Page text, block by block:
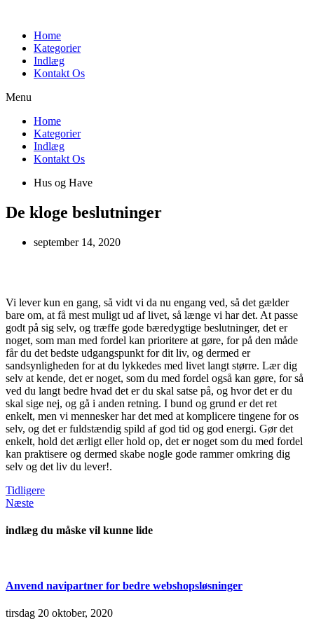
indholdHome
Kategorier
Indlæg
Kontakt Os
Menu
Home
Kategorier
Indlæg
Kontakt Os
Hus og Have
De kloge beslutninger
september 14, 2020
Vi lever kun en gang, så vidt vi da nu engang ved, så det gælder
bare om, at få mest muligt ud af livet, så længe vi har det. At passe
godt på sig selv, og træffe gode bæredygtige beslutninger, det er
noget, som man med fordel kan prioritere at gøre, for på den måde
får du det bedste udgangspunkt for dit liv, og dermed er
sandsynligheden for at du lykkedes med livet langt større. Lær dig
selv at kende, det er noget, som du med fordel også kan gøre, for så
ved du langt bedre hvad det er du skal satse på, og hvor det er du
skal sige nej, og gå i anden retning. I bund og grund er det ret
enkelt, men vi mennesker har det med at komplicere tingene for os
selv, og det er fuldstændig spild af god tid og god energi. Gør det
enkelt, hold det ærligt eller hold op, det er noget som du med fordel
kan praktisere og dermed skabe nogle gode rammer omkring dig
selv og det liv du lever!.
Tidligere
Næste
indlæg du måske vil kunne lide
Anvend navipartner for bedre webshopsløsninger
tirsdag 20 oktober, 2020